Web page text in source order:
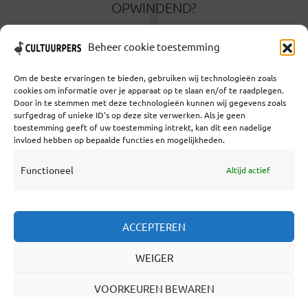
Beheer cookie toestemming
Om de beste ervaringen te bieden, gebruiken wij technologieën zoals
cookies om informatie over je apparaat op te slaan en/of te raadplegen.
Door in te stemmen met deze technologieën kunnen wij gegevens zoals
surfgedrag of unieke ID's op deze site verwerken. Als je geen
toestemming geeft of uw toestemming intrekt, kan dit een nadelige
invloed hebben op bepaalde functies en mogelijkheden.
Functioneel Altijd actief
ACCEPTEREN
WEIGER
VOORKEUREN BEWAREN
OPWINDEND?
Coöperatief Cultureel Persbureau U.A. | Salzburg 29 |
3524KS Utrecht | KvK: 55573592 |Btw: